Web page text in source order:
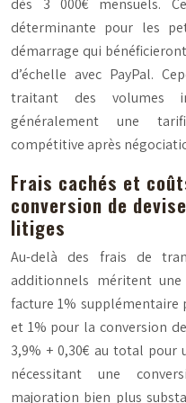
déterminante pour les
démarrage qui
d’échelle avec PayPal.
traitant des volumes
généralement une
compétitive après
Frais cachés et
conversion de
litiges
Au-delà des frais de
additionnels méritent
facture 1%
et 1% pour la conversion
3,9% + 0,30€ au total
nécessitant une
majoration bien plus